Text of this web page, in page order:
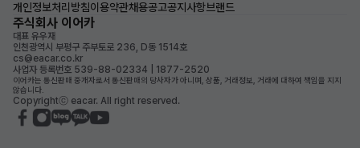
개인정보처리방침이용약관채용공고공지사항브랜드
주식회사 이어카
대표 유우재
인천광역시 부평구 주부토로 236, D동 1514호
cs@eacar.co.kr
사업자 등록번호 539-88-02334 | 1877-2520
이어카는 통신판매 중개자로서 통신판매의 당사자가 아니며, 상품, 거래정보, 거래에 대하여 책임을 지지
않습니다.
Copyrightⓒ eacar. All right reserved.